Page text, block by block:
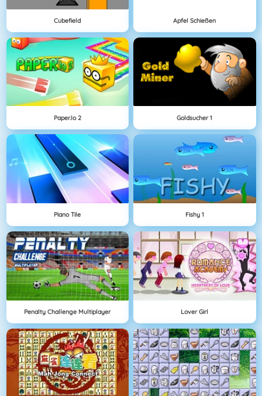
Cubefield Apfel Schießen
Paper.io 2 Goldsucher 1
Piano Tile Fishy 1
Penalty Challenge Multiplayer Lover Girl